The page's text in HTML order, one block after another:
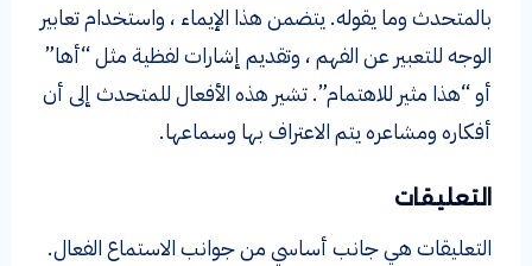
بالمتحدث وما يقوله. يتضمن هذا الإيماء ، واستخدام تعابير
الوجه للتعبير عن الفهم ، وتقديم إشارات لفظية مثل “أها”
أو “هذا مثير للاهتمام”. تشير هذه الأفعال للمتحدث إلى أن
أفكاره ومشاعره يتم الاعتراف بها وسماعها.
التعليقات
التعليقات هي جانب أساسي من جوانب الاستماع الفعال.